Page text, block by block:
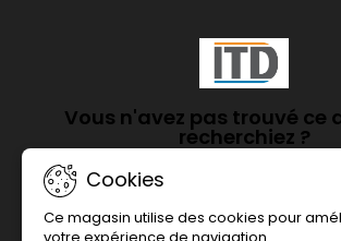
Cookies
Ce magasin utilise des cookies pour
Vous n'avez pas trouvé ce
recherchiez ?
Notre équipe est disponible pour